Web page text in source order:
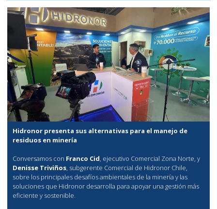
Hidronor presenta sus alternativas para el manejo de
residuos en minería
Conversamos con Franco Cid, ejecutivo Comercial Zona Norte, y
Denisse Triviños, subgerente Comercial de Hidronor Chile,
sobre los principales desafíos ambientales de la minería y las
soluciones que Hidronor desarrolla para apoyar una gestión más
eficiente y sostenible.